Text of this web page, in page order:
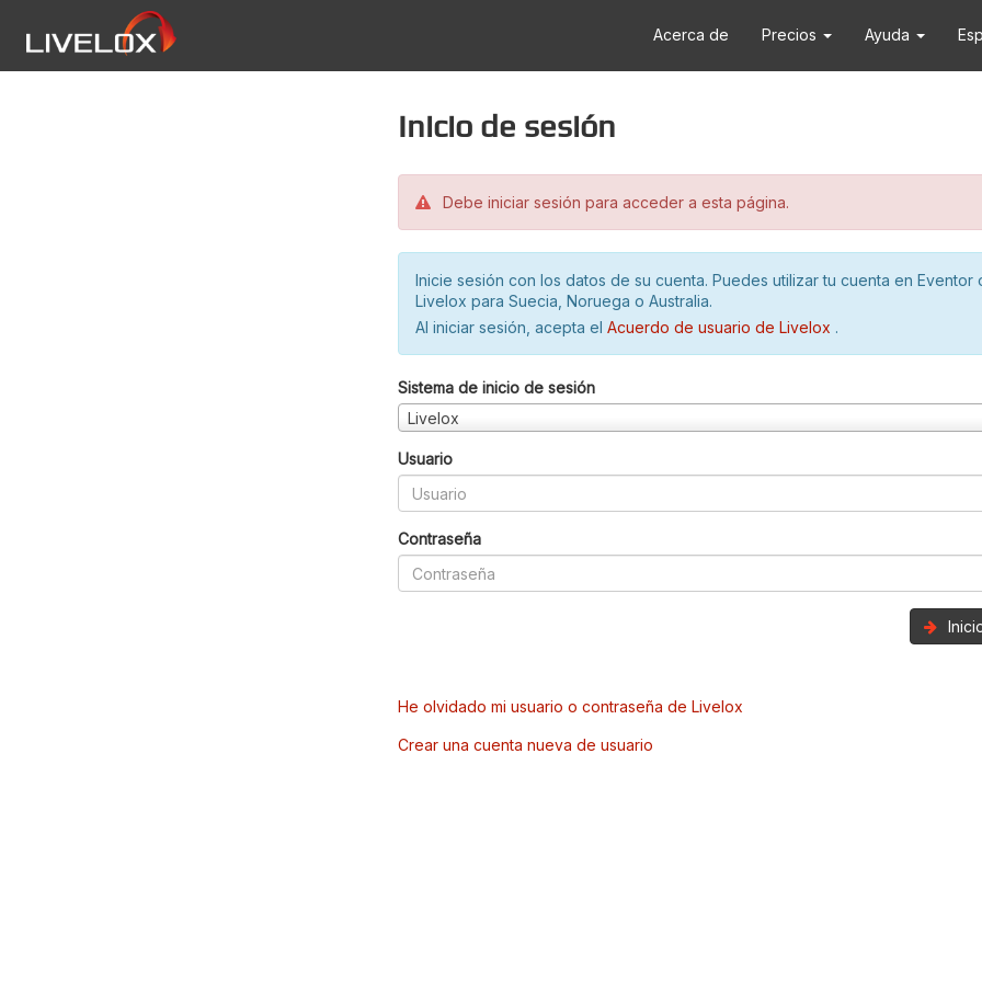
Acerca de Precios Ayuda
Inicio de sesión
Debe iniciar sesión para acceder a esta página.
Inicie sesión con los datos de su cuenta. Puedes utilizar tu cuenta en Eventor
Livelox para Suecia, Noruega o Australia.
Al iniciar sesión, acepta el Acuerdo de usuario de Livelox .
Sistema de inicio de sesión
Livelox
Usuario
Contraseña
He olvidado mi usuario o contraseña de Livelox
Crear una cuenta nueva de usuario